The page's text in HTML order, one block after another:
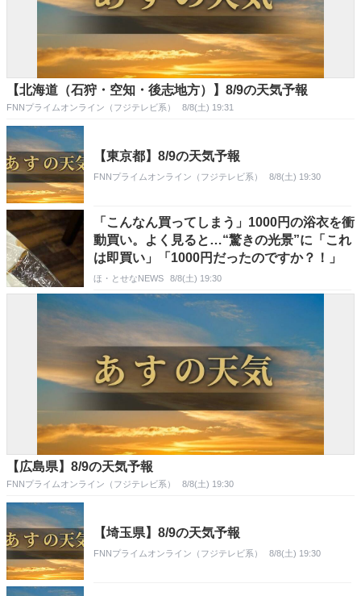
【北海道（石狩・空知・後志地方）】8/9の天気予報
FNNプライムオンライン（フジテレビ系） 8/8(土) 19:31
【東京都】8/9の天気予報
FNNプライムオンライン（フジテレビ系） 8/8(土) 19:30
「こんなん買ってしまう」1000円の浴衣を衝
動買い。よく見ると…“驚きの光景”に「これ
は即買い」「1000円だったのですか？！」
ほ・とせなNEWS 8/8(土) 19:30
【広島県】8/9の天気予報
FNNプライムオンライン（フジテレビ系） 8/8(土) 19:30
【埼玉県】8/9の天気予報
FNNプライムオンライン（フジテレビ系） 8/8(土) 19:30